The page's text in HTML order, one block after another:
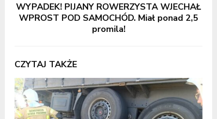
WYPADEK! PIJANY ROWERZYSTA WJECHAŁ
WPROST POD SAMOCHÓD. Miał ponad 2,5
promila!
CZYTAJ TAKŻE